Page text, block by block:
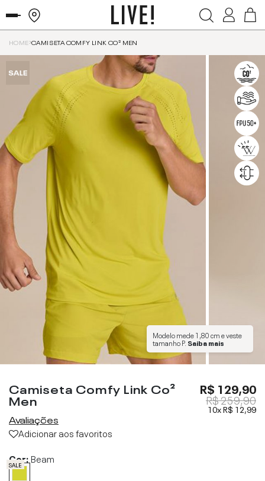
HOME CAMISETA COMFY LINK CO² MEN
Modelo mede1,80 cme veste
tamanhoP. Saiba mais
Camiseta Comfy Link Co²
Men
Avaliações
Adicionar aos favoritos
R$ 129,90
R$ 259,90
10xR$ 12,99
Cor:Beam
SALE